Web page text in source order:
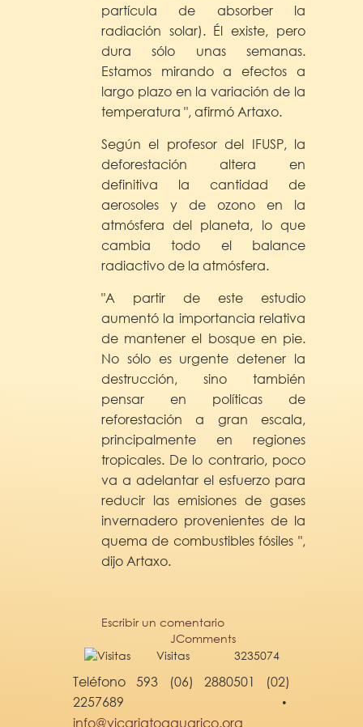
partícula de absorber la
radiación solar). Él existe, pero
dura sólo unas semanas.
Estamos mirando a efectos a
largo plazo en la variación de la
temperatura ", afirmó Artaxo.
Según el profesor del IFUSP, la
deforestación altera en
definitiva la cantidad de
aerosoles y de ozono en la
atmósfera del planeta, lo que
cambia todo el balance
radiactivo de la atmósfera.
"A partir de este estudio
aumentó la importancia relativa
de mantener el bosque en pie.
No sólo es urgente detener la
destrucción, sino también
pensar en políticas de
reforestación a gran escala,
principalmente en regiones
tropicales. De lo contrario, poco
va a adelantar el esfuerzo para
reducir las emisiones de gases
invernadero provenientes de la
quema de combustibles fósiles ",
dijo Artaxo.
Escribir un comentario
JComments
Visitas
3235074
Teléfono 593 (06) 2880501 (02)
2257689 •
info@vicariatoaguarico.org